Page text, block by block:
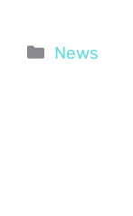
Categorie
News